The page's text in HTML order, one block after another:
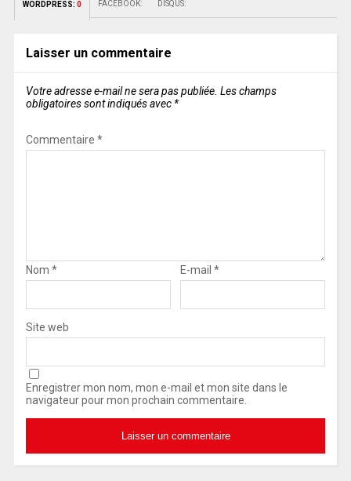
WORDPRESS: 0 FACEBOOK: DISQUS:
Laisser un commentaire
Votre adresse e-mail ne sera pas publiée. Les champs
obligatoires sont indiqués avec *
Commentaire *
Nom * E-mail *
Site web
Enregistrer mon nom, mon e-mail et mon site dans le
navigateur pour mon prochain commentaire.